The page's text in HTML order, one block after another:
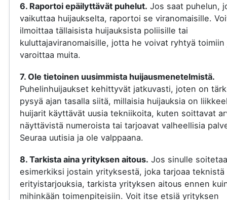
6. Raportoi epäilyttävät puhelut. Jos saat puhelun,
vaikuttaa huijaukselta, raportoi se viranomaisille.
ilmoittaa tällaisista huijauksista poliisille tai
kuluttajaviranomaisille, jotta he voivat ryhtyä toimiin
varoittaa muita.
7. Ole tietoinen uusimmista huijausmenetelmistä.
Puhelinhuijaukset kehittyvät jatkuvasti, joten on
pysyä ajan tasalla siitä, millaisia huijauksia on
huijarit käyttävät uusia tekniikoita, kuten soittavat
näyttävistä numeroista tai tarjoavat valheellisia
Seuraa uutisia ja ole valppaana.
8. Tarkista aina yrityksen aitous. Jos sinulle
esimerkiksi jostain yrityksestä, joka tarjoaa teknistä
erityistarjouksia, tarkista yrityksen aitous ennen
mihinkään toimenpiteisiin. Voit itse etsiä yrityksen